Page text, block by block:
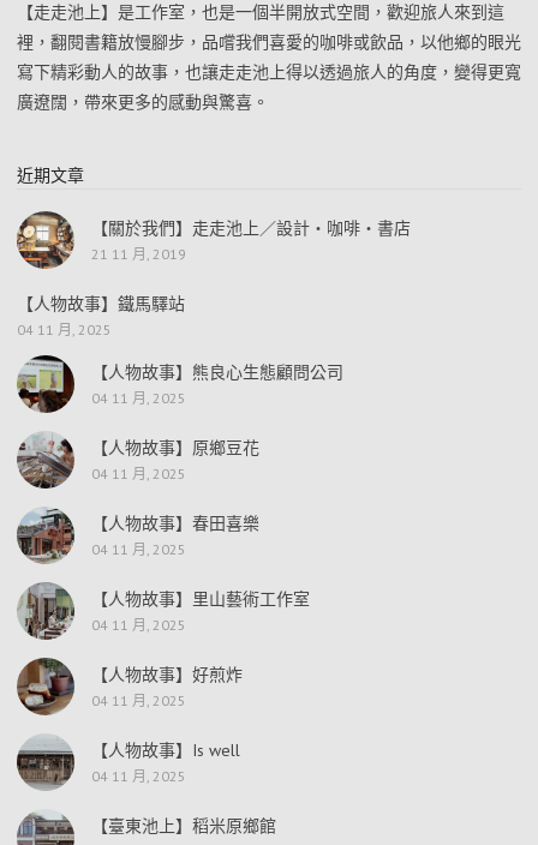
【走走池上】是工作室，也是一個半開放式空間，歡迎旅人來到這
裡，翻閱書籍放慢腳步，品嚐我們喜愛的咖啡或飲品，以他鄉的眼光
寫下精彩動人的故事，也讓走走池上得以透過旅人的角度，變得更寬
廣遼闊，帶來更多的感動與驚喜。
近期文章
【關於我們】走走池上／設計・咖啡・書店
21 11 月, 2019
【人物故事】鐵馬驛站
04 11 月, 2025
【人物故事】熊良心生態顧問公司
04 11 月, 2025
【人物故事】原鄉豆花
04 11 月, 2025
【人物故事】春田喜樂
04 11 月, 2025
【人物故事】里山藝術工作室
04 11 月, 2025
【人物故事】好煎炸
04 11 月, 2025
【人物故事】Is well
04 11 月, 2025
【臺東池上】稻米原鄉館